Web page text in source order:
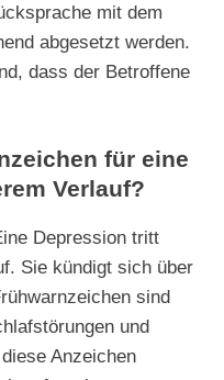
mit dem
abgesetzt werden.
dass der Betroffene
für eine
Verlauf?
Depression tritt
Sie kündigt sich über
sind
und
Anzeichen